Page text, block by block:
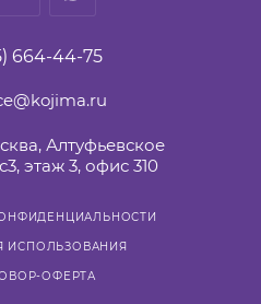
664-44-75
Алтуфьевское
этаж 3, офис 310
ИСПОЛЬЗОВАНИЯ
ОФЕРТА